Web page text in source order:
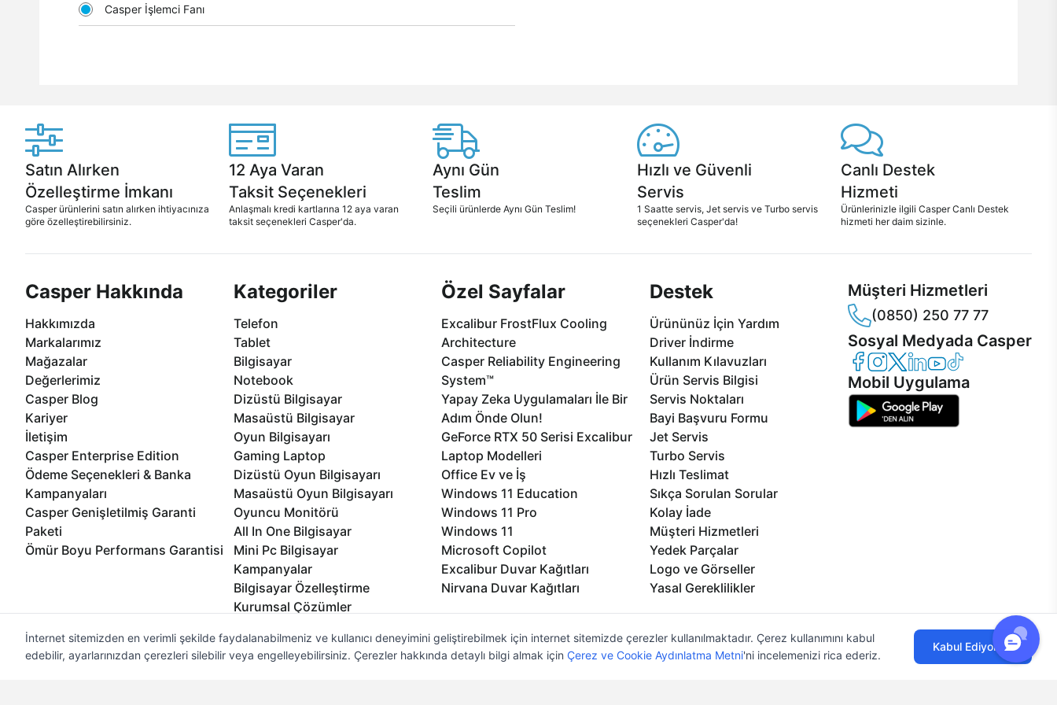
Casper İşlemci Fanı
Satın Alırken
Özelleştirme İmkanı
Casper ürünlerini satın alırken ihtiyacınıza
göre özelleştirebilirsiniz.
12 Aya Varan
Taksit Seçenekleri
Anlaşmalı kredi kartlarına 12 aya varan
taksit seçenekleri Casper'da.
Aynı Gün
Teslim
Seçili ürünlerde Aynı Gün Teslim!
Hızlı ve Güvenli
Servis
1 Saatte servis, Jet servis ve Turbo servis
seçenekleri Casper'da!
Canlı Destek
Hizmeti
Ürünlerinizle ilgili Casper Canlı Destek
hizmeti her daim sizinle.
Casper Hakkında
Hakkımızda
Markalarımız
Mağazalar
Değerlerimiz
Casper Blog
Kariyer
İletişim
Casper Enterprise Edition
Ödeme Seçenekleri & Banka
Kampanyaları
Casper Genişletilmiş Garanti
Paketi
Ömür Boyu Performans Garantisi
Kategoriler
Telefon
Tablet
Bilgisayar
Notebook
Dizüstü Bilgisayar
Masaüstü Bilgisayar
Oyun Bilgisayarı
Gaming Laptop
Dizüstü Oyun Bilgisayarı
Masaüstü Oyun Bilgisayarı
Oyuncu Monitörü
All In One Bilgisayar
Mini Pc Bilgisayar
Kampanyalar
Bilgisayar Özelleştirme
Kurumsal Çözümler
Özel Sayfalar
Excalibur FrostFlux Cooling
Architecture
Casper Reliability Engineering
System™
Yapay Zeka Uygulamaları İle Bir
Adım Önde Olun!
GeForce RTX 50 Serisi Excalibur
Laptop Modelleri
Office Ev ve İş
Windows 11 Education
Windows 11 Pro
Windows 11
Microsoft Copilot
Excalibur Duvar Kağıtları
Nirvana Duvar Kağıtları
Destek
Ürününüz İçin Yardım
Driver İndirme
Kullanım Kılavuzları
Ürün Servis Bilgisi
Servis Noktaları
Bayi Başvuru Formu
Jet Servis
Turbo Servis
Hızlı Teslimat
Sıkça Sorulan Sorular
Kolay İade
Müşteri Hizmetleri
Yedek Parçalar
Logo ve Görseller
Yasal Gereklilikler
Müşteri Hizmetleri
(0850) 250 77 77
Sosyal Medyada Casper
Casper Facebook
Casper Instagram
Casper Twitter
Casper LinkedIn
Casper YouTube
Casper TikTok
Mobil Uygulama
İnternet sitemizden en verimli şekilde faydalanabilmeniz ve kullanıcı deneyimini geliştirebilmek için internet sitemizde çerezler kullanılmaktadır. Çerez kullanımını kabul
edebilir, ayarlarınızdan çerezleri silebilir veya engelleyebilirsiniz. Çerezler hakkında detaylı bilgi almak için Çerez ve Cookie Aydınlatma Metni'ni incelemenizi rica ederiz.
Kabul Ediyorum